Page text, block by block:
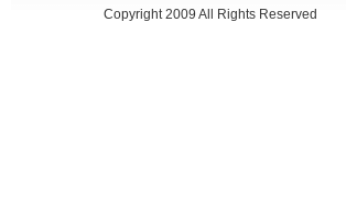
Copyright 2009 All Rights Reserved